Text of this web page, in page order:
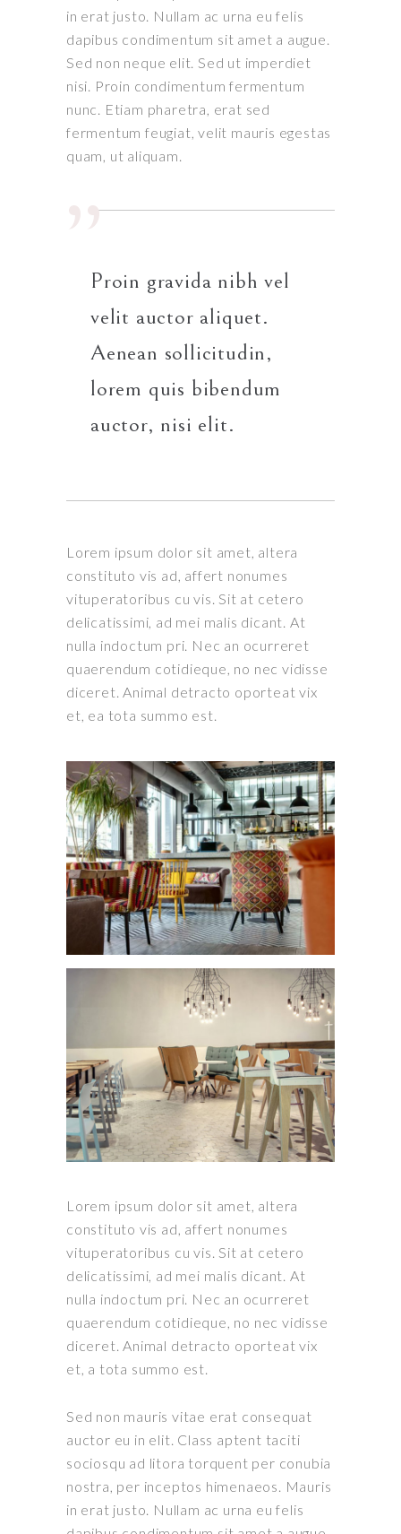
in erat justo. Nullam ac urna eu felis
dapibus condimentum sit amet a augue.
Sed non neque elit. Sed ut imperdiet
nisi. Proin condimentum fermentum
nunc. Etiam pharetra, erat sed
fermentum feugiat, velit mauris egestas
quam, ut aliquam.
Proin gravida nibh vel
velit auctor aliquet.
Aenean sollicitudin,
lorem quis bibendum
auctor, nisi elit.
Lorem ipsum dolor sit amet, altera
constituto vis ad, affert nonumes
vituperatoribus cu vis. Sit at cetero
delicatissimi, ad mei malis dicant. At
nulla indoctum pri. Nec an ocurreret
quaerendum cotidieque, no nec vidisse
diceret. Animal detracto oporteat vix
et, ea tota summo est.
Lorem ipsum dolor sit amet, altera
constituto vis ad, affert nonumes
vituperatoribus cu vis. Sit at cetero
delicatissimi, ad mei malis dicant. At
nulla indoctum pri. Nec an ocurreret
quaerendum cotidieque, no nec vidisse
diceret. Animal detracto oporteat vix
et, a tota summo est.
Sed non mauris vitae erat consequat
auctor eu in elit. Class aptent taciti
sociosqu ad litora torquent per conubia
nostra, per inceptos himenaeos. Mauris
in erat justo. Nullam ac urna eu felis